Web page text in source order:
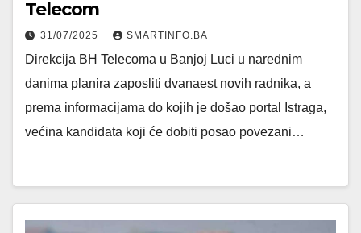
Telecom
31/07/2025 SMARTINFO.BA
Direkcija BH Telecoma u Banjoj Luci u narednim
danima planira zaposliti dvanaest novih radnika, a
prema informacijama do kojih je došao portal Istraga,
većina kandidata koji će dobiti posao povezani…